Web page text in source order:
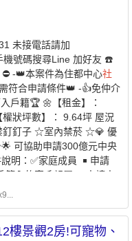
未接電話請加
號碼搜尋Line 加好友 ☎️
-👑本案件為住都中心社
需符合申請條件👑 -👍免仲介
戶籍🏆 🌼【租金】：
狀坪數】： 9.64坪 屋況
釘子 ☆室內禁菸 ☆💎 優
可協助申請300億元中央
明：✅家庭成員 ￭ 申請
內的直系親屬 ￭ 申請人
申請人須為年滿 18 歲以
於 135萬 元以下 ￭ 每人
自建、自購住宅貸款利息
樓景觀2房!可寵物、